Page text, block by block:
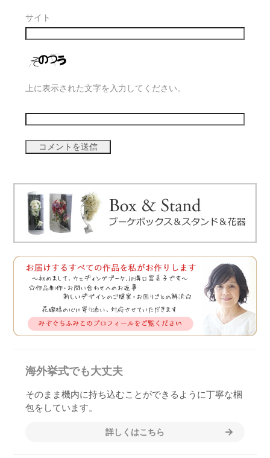
サイト
上に表示された文字を入力してください。
海外挙式でも大丈夫
そのまま機内に持ち込むことができるように丁寧な梱
包をしています。
詳しくはこちら